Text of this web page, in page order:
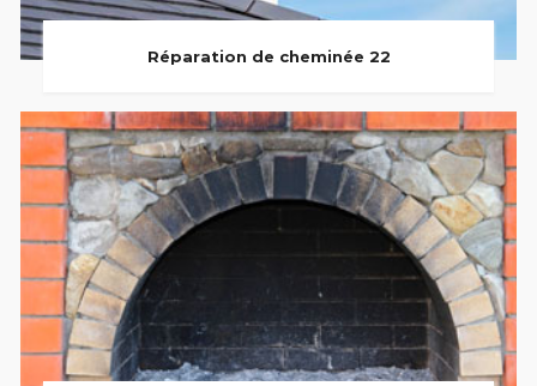
Réparation de cheminée 22